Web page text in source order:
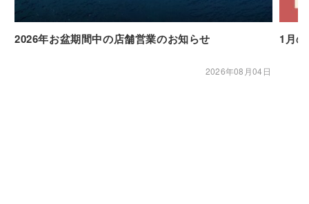
2026年お盆期間中の店舗営業のお知らせ
2026年08月04日
1月